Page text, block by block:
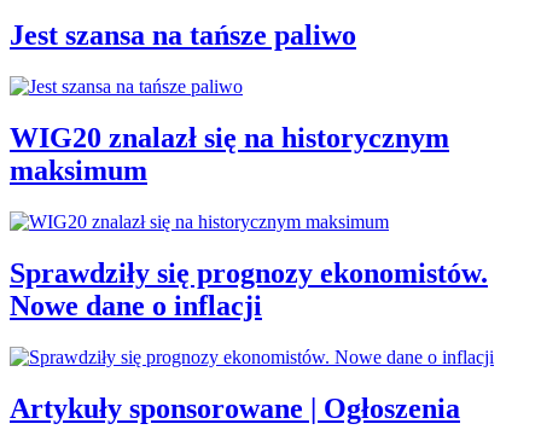
Jest szansa na tańsze paliwo
WIG20 znalazł się na historycznym
maksimum
Sprawdziły się prognozy ekonomistów.
Nowe dane o inflacji
Artykuły sponsorowane | Ogłoszenia